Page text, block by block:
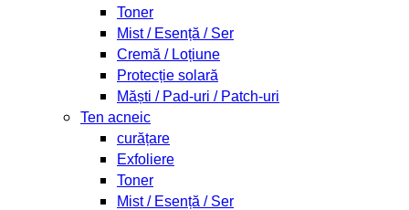
Toner
Mist / Esență / Ser
Cremă / Loțiune
Protecție solară
Măști / Pad-uri / Patch-uri
Ten acneic
curățare
Exfoliere
Toner
Mist / Esență / Ser